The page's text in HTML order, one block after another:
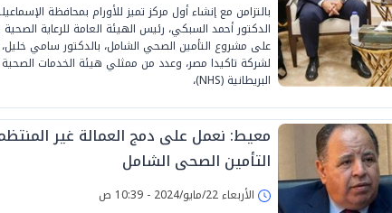
بالتزامن مع إنشاء أول مركز تميز للأورام بمحافظة
الدكتور أحمد السبكي، رئيس الهيئة العامة للرعاية
على مشروع التأمين الصحي الشامل، بالدكتور سامي خليل،
لشركة تاكيدا مصر، وعدد من ممثلي هيئة الخدمات الصحية
البريطانية (NHS)،
معيط: نعمل على دمج العمالة غير
التأمين الصحى الشامل
الأربعاء 22/مايو/2024 - 10:39 ص